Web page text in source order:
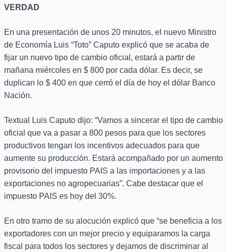
VERDAD
En una presentación de unos 20 minutos, el nuevo Ministro
de Economía Luis “Toto” Caputo explicó que se acaba de
fijar un nuevo tipo de cambio oficial, estará a partir de
mañana miércoles en $ 800 por cada dólar. Es decir, se
duplican lo $ 400 en que cerró el día de hoy el dólar Banco
Nación.
Textual Luis Caputo dijo: “Vamos a sincerar el tipo de cambio
oficial que va a pasar a 800 pesos para que los sectores
productivos tengan los incentivos adecuados para que
aumente su producción. Estará acompañado por un aumento
provisorio del impuesto PAIS a las importaciones y a las
exportaciones no agropecuarias”. Cabe destacar que el
impuesto PAIS es hoy del 30%.
En otro tramo de su alocución explicó que “se beneficia a los
exportadores con un mejor precio y equiparamos la carga
fiscal para todos los sectores y dejamos de discriminar al